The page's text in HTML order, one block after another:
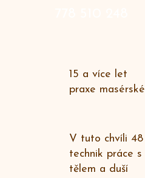
15 a více let
praxe masérské
V tuto chvíli 48
technik práce s
tělem a duší